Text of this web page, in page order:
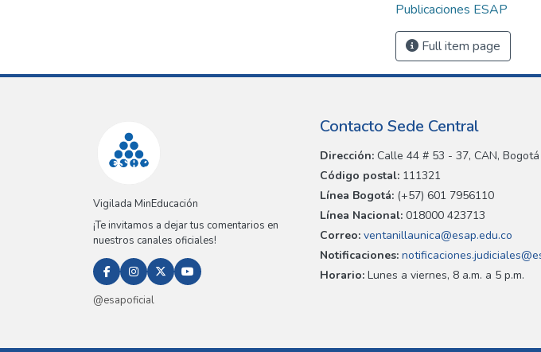
Publicaciones ESAP
Full item page
Vigilada MinEducación
¡Te invitamos a dejar tus comentarios en
nuestros canales oficiales!
@esapoficial
Contacto Sede Central
Dirección: Calle 44 # 53 - 37, CAN, Bogotá
Código postal: 111321
Línea Bogotá: (+57) 601 7956110
Línea Nacional: 018000 423713
Correo: ventanillaunica@esap.edu.co
Notificaciones:
Horario: Lunes a viernes, 8 a.m. a 5 p.m.